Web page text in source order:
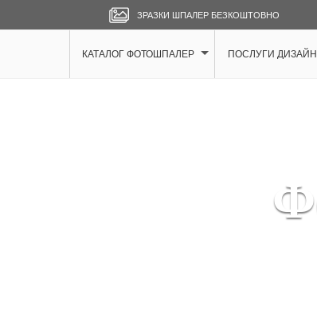
ЗРАЗКИ ШПАЛЕР БЕЗКОШТОВНО
КАТАЛОГ ФОТОШПАЛЕР ПОСЛУГИ